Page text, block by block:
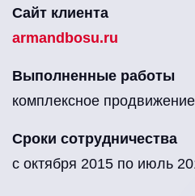
Сайт клиента
armandbosu.ru
Выполненные работы
комплексное
Сроки сотрудничества
с октября 2015 по июль